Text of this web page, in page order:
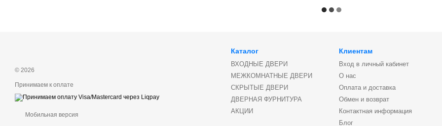
© 2026
Принимаем к оплате
Мобильная версия
Каталог
ВХОДНЫЕ ДВЕРИ
МЕЖКОМНАТНЫЕ ДВЕРИ
СКРЫТЫЕ ДВЕРИ
ДВЕРНАЯ ФУРНИТУРА
АКЦИИ
Клиентам
Вход в личный кабинет
О нас
Оплата и доставка
Обмен и возврат
Контактная информация
Блог